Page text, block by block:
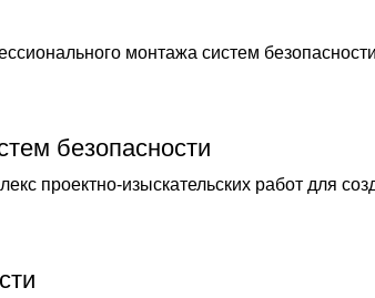
монтажа систем
безопасности
проектно-изыскательских работ для